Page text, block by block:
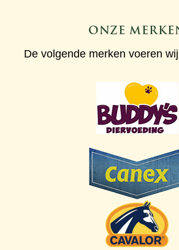
ONZE
De volgende merken voeren